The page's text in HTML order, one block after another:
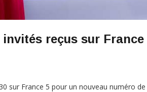
reçus sur France
sur France 5 pour un nouveau numéro de